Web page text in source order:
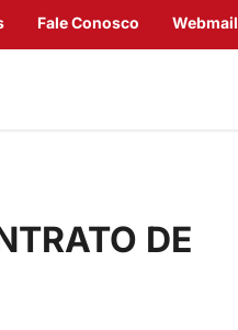
Fale Conosco Webmail
DE